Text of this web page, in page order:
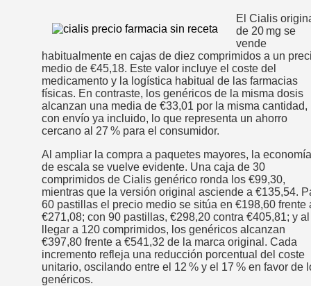
El Cialis
de 20 mg se
vende
habitualmente en cajas de diez comprimidos a un
medio de €45,18. Este valor incluye el coste del
medicamento y la logística habitual de las farmacias
físicas. En contraste, los genéricos de la misma dosis
alcanzan una media de €33,01 por la misma cantidad,
con envío ya incluido, lo que representa un ahorro
cercano al 27 % para el consumidor.
Al ampliar la compra a paquetes mayores, la economía
de escala se vuelve evidente. Una caja de 30
comprimidos de Cialis genérico ronda los €99,30,
mientras que la versión original asciende a €135,54.
60 pastillas el precio medio se sitúa en €198,60 frente
€271,08; con 90 pastillas, €298,20 contra €405,81; y al
llegar a 120 comprimidos, los genéricos alcanzan
€397,80 frente a €541,32 de la marca original. Cada
incremento refleja una reducción porcentual del coste
unitario, oscilando entre el 12 % y el 17 % en favor de
genéricos.